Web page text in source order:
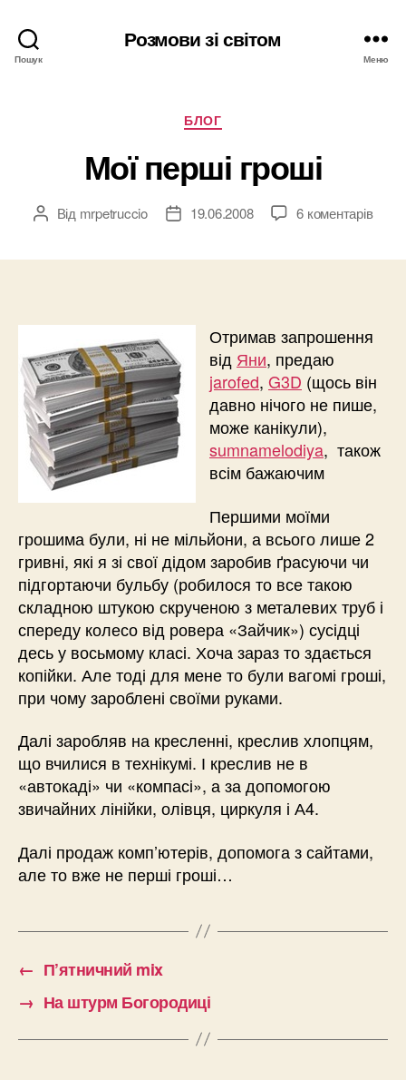
Пошук
Розмови зі світом
Меню
Категорії
БЛОГ
Мої перші гроші
Автор
Від mrpetruccio
Дата19.06.2008 6 коментарів
Отримав запрошення
від Яни, предаю
jarofed, G3D (щось він
давно нічого не пише,
може канікули),
sumnamelodiya, також
всім бажаючим
Першими моїми
грошима були, ні не мільйони, а всього лише 2
гривні, які я зі свої дідом заробив ґрасуючи чи
підгортаючи бульбу (робилося то все такою
складною штукою скрученою з металевих труб і
спереду колесо від ровера «Зайчик») сусідці
десь у восьмому класі. Хоча зараз то здається
копійки. Але тоді для мене то були вагомі гроші,
при чому зароблені своїми руками.
Далі заробляв на кресленні, креслив хлопцям,
що вчилися в технікумі. І креслив не в
«автокаді» чи «компасі», а за допомогою
звичайних лінійки, олівця, циркуля і А4.
Далі продаж комп’ютерів, допомога з сайтами,
але то вже не перші гроші…
← П’ятничний mix
→ На штурм Богородиці